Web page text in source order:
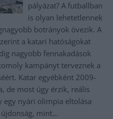
pályázat? A futballban
is olyan lehetetlennek
botrányok övezik. A
a katari hatóságokat
nagyobb fennakadások
kampányt terveznek a
Katar egyébként 2009-
de most úgy érzik, reális
egy nyári olimpia eltolása
mint…